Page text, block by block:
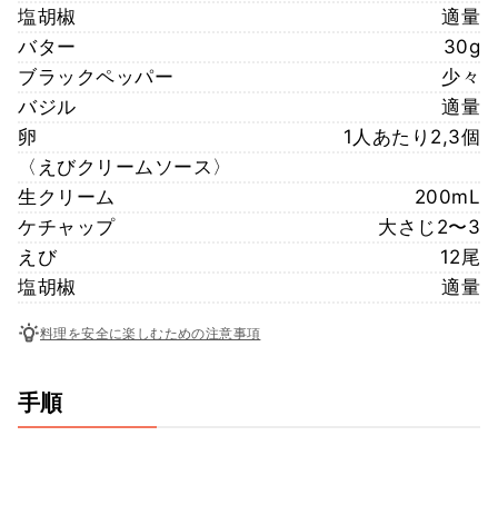
塩胡椒
適量
バター
30g
ブラックペッパー
少々
バジル
適量
卵
1人あたり2,3個
〈えびクリームソース〉
生クリーム
200mL
ケチャップ
大さじ2〜3
えび
12尾
塩胡椒
適量
料理を安全に楽しむための注意事項
手順